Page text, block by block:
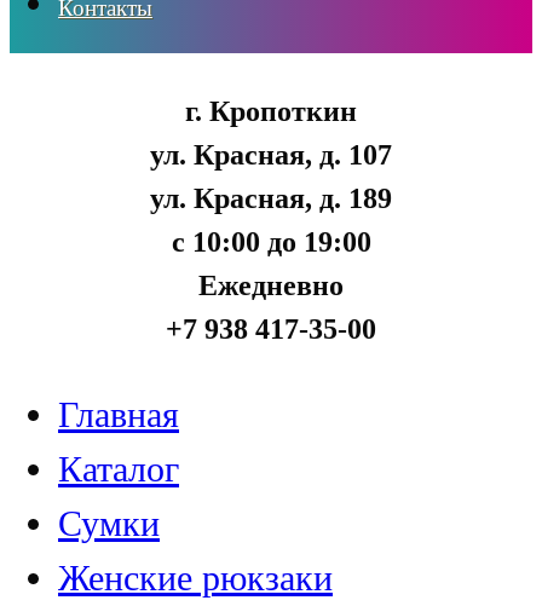
Контакты
г. Кропоткин
ул. Красная, д. 107
ул. Красная, д. 189
с 10:00 до 19:00
Ежедневно
+7 938 417-35-00
Главная
Каталог
Сумки
Женские рюкзаки